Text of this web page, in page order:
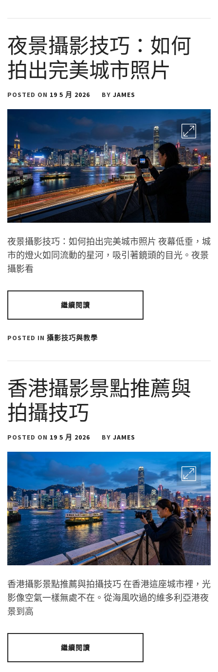
夜景攝影技巧：如何
拍出完美城市照片
POSTED ON 19 5 月 2026 BY JAMES
夜景攝影技巧：如何拍出完美城市照片 夜幕低垂，城
市的燈火如同流動的星河，吸引著鏡頭的目光。夜景
攝影看
繼續閱讀
POSTED IN 攝影技巧與教學
香港攝影景點推薦與
拍攝技巧
POSTED ON 19 5 月 2026 BY JAMES
香港攝影景點推薦與拍攝技巧 在香港這座城市裡，光
影像空氣一樣無處不在。從海風吹過的維多利亞港夜
景到高
繼續閱讀